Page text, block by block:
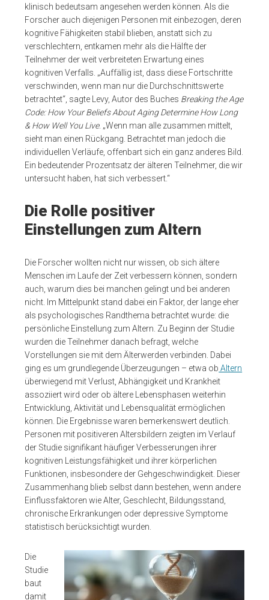
klinisch bedeutsam angesehen werden können. Als die
Forscher auch diejenigen Personen mit einbezogen, deren
kognitive Fähigkeiten stabil blieben, anstatt sich zu
verschlechtern, entkamen mehr als die Hälfte der
Teilnehmer der weit verbreiteten Erwartung eines
kognitiven Verfalls. „Auffällig ist, dass diese Fortschritte
verschwinden, wenn man nur die Durchschnittswerte
betrachtet“, sagte Levy, Autor des Buches Breaking the Age
Code: How Your Beliefs About Aging Determine How Long
& How Well You Live. „Wenn man alle zusammen mittelt,
sieht man einen Rückgang. Betrachtet man jedoch die
individuellen Verläufe, offenbart sich ein ganz anderes Bild.
Ein bedeutender Prozentsatz der älteren Teilnehmer, die wir
untersucht haben, hat sich verbessert.“
Die Rolle positiver
Einstellungen zum Altern
Die Forscher wollten nicht nur wissen, ob sich ältere
Menschen im Laufe der Zeit verbessern können, sondern
auch, warum dies bei manchen gelingt und bei anderen
nicht. Im Mittelpunkt stand dabei ein Faktor, der lange eher
als psychologisches Randthema betrachtet wurde: die
persönliche Einstellung zum Altern. Zu Beginn der Studie
wurden die Teilnehmer danach befragt, welche
Vorstellungen sie mit dem Älterwerden verbinden. Dabei
ging es um grundlegende Überzeugungen – etwa ob Altern
überwiegend mit Verlust, Abhängigkeit und Krankheit
assoziiert wird oder ob ältere Lebensphasen weiterhin
Entwicklung, Aktivität und Lebensqualität ermöglichen
können. Die Ergebnisse waren bemerkenswert deutlich.
Personen mit positiveren Altersbildern zeigten im Verlauf
der Studie signifikant häufiger Verbesserungen ihrer
kognitiven Leistungsfähigkeit und ihrer körperlichen
Funktionen, insbesondere der Gehgeschwindigkeit. Dieser
Zusammenhang blieb selbst dann bestehen, wenn andere
Einflussfaktoren wie Alter, Geschlecht, Bildungsstand,
chronische Erkrankungen oder depressive Symptome
statistisch berücksichtigt wurden.
Die
Studie
baut
damit